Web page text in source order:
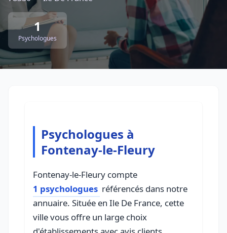
1
Psychologues
Psychologues à
Fontenay-le-Fleury
Fontenay-le-Fleury compte
1 psychologues référencés dans notre
annuaire. Située en Ile De France, cette
ville vous offre un large choix